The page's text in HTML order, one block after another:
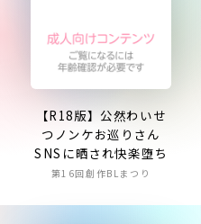
【R18版】公然わいせ
つノンケお巡りさん
SNSに晒され快楽堕ち
第16回創作BLまつり